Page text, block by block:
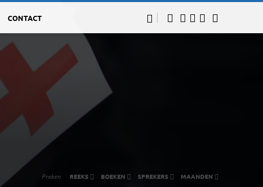
CONTACT
Preken REEKS BOEKEN SPREKERS MAANDEN